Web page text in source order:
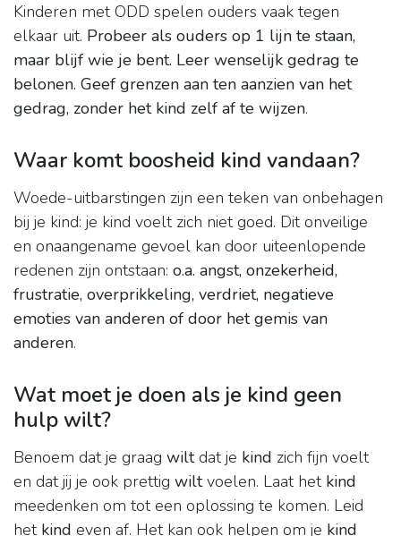
Kinderen met ODD spelen ouders vaak tegen
elkaar uit. Probeer als ouders op 1 lijn te staan,
maar blijf wie je bent. Leer wenselijk gedrag te
belonen. Geef grenzen aan ten aanzien van het
gedrag, zonder het kind zelf af te wijzen.
Waar komt boosheid kind vandaan?
Woede-uitbarstingen zijn een teken van onbehagen
bij je kind: je kind voelt zich niet goed. Dit onveilige
en onaangename gevoel kan door uiteenlopende
redenen zijn ontstaan: o.a. angst, onzekerheid,
frustratie, overprikkeling, verdriet, negatieve
emoties van anderen of door het gemis van
anderen.
Wat moet je doen als je kind geen
hulp wilt?
Benoem dat je graag wiltdat je kind zich fijn voelt
en dat jij je ook prettig wiltvoelen. Laat het kind
meedenken om tot een oplossing te komen. Leid
het kind even af. Het kan ook helpen om je kind